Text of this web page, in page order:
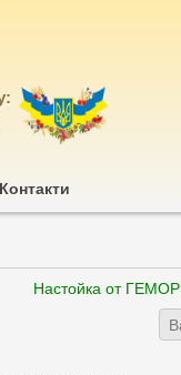
Контакти
Настойка от